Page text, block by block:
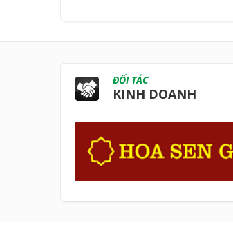
ĐỐI TÁC
KINH DOANH